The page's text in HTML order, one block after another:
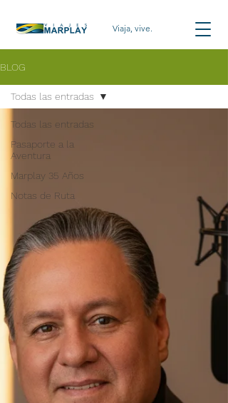
Viaja, vive.
BLOG
Todas las entradas
Pasaporte a la
Aventura
Marplay 35 Años
Notas de Ruta
Todas las entradas